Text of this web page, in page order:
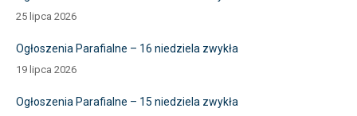
25 lipca 2026
Ogłoszenia Parafialne – 16 niedziela zwykła
19 lipca 2026
Ogłoszenia Parafialne – 15 niedziela zwykła